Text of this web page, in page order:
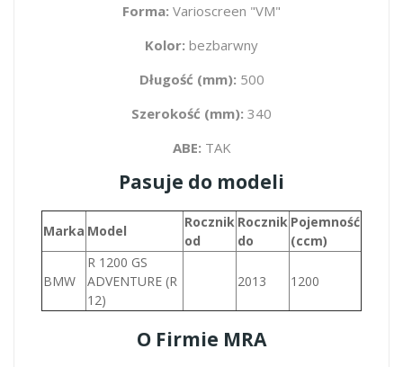
Forma: Varioscreen "VM"
Kolor: bezbarwny
Długość (mm): 500
Szerokość (mm): 340
ABE: TAK
Pasuje do modeli
Marka Model
Rocznik
od
Rocznik
do
Pojemność
(ccm)
BMW
R 1200 GS
ADVENTURE (R
12)
2013 1200
O Firmie MRA